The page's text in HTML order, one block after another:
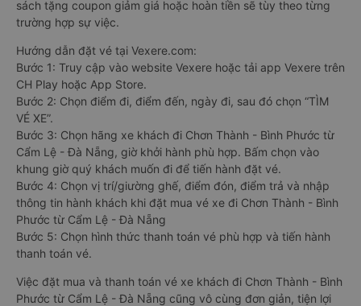
sách tặng coupon giảm giá hoặc hoàn tiền sẽ tùy theo từng
trường hợp sự việc.
Hướng dẫn đặt vé tại Vexere.com:
Bước 1: Truy cập vào website Vexere hoặc tải app Vexere trên
CH Play hoặc App Store.
Bước 2: Chọn điểm đi, điểm đến, ngày đi, sau đó chọn “TÌM
VÉ XE”.
Bước 3: Chọn hãng xe khách đi Chơn Thành - Bình Phước từ
Cẩm Lệ - Đà Nẵng, giờ khởi hành phù hợp. Bấm chọn vào
khung giờ quý khách muốn đi để tiến hành đặt vé.
Bước 4: Chọn vị trí/giường ghế, điểm đón, điểm trả và nhập
thông tin hành khách khi đặt mua vé xe đi Chơn Thành - Bình
Phước từ Cẩm Lệ - Đà Nẵng
Bước 5: Chọn hình thức thanh toán vé phù hợp và tiến hành
thanh toán vé.
Việc đặt mua và thanh toán vé xe khách đi Chơn Thành - Bình
Phước từ Cẩm Lệ - Đà Nẵng cũng vô cùng đơn giản, tiện lợi